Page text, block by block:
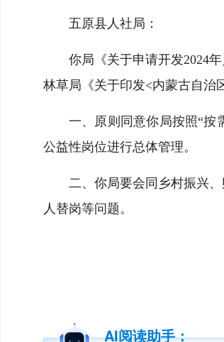
五原县人社局：
你局《关于申请开发2024
林草局《关于印发<内蒙古自治
一、原则同意你局按照“按
公益性岗位进行总体管理。
二、你局要会同乡村振兴
人替岗等问题。
AI阅读助手：